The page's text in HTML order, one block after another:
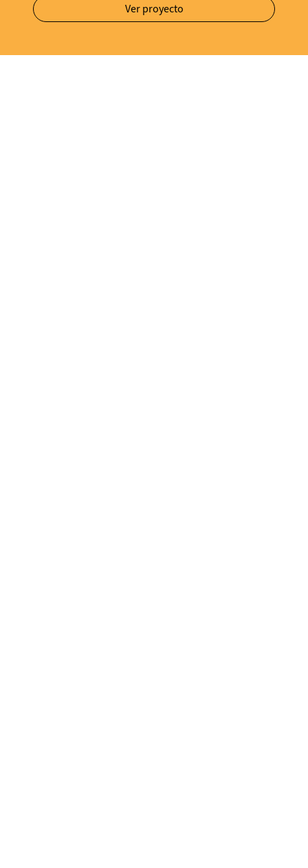
Ver proyecto